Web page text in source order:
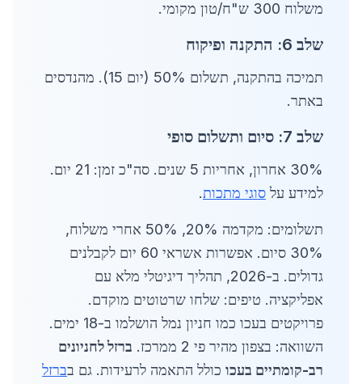
משלוח 300 ש"ח/טון מקומי.
שלב 6: התקנה ופיקוח
תמיכה בהתקנה, תשלום 50% (יום 15). מהנדסים
באתר.
שלב 7: סיום ותשלום סופי
30% אחרון, אחריות 5 שנים. סה"כ זמן: 21 יום.
למידע על סוגי מתכות.
תשלומים: מקדמה 20%, 50% אחרי משלוח,
30% סיום. אפשרות אשראי 60 יום לקבלנים
גדולים. ב-2026, תהליך דיגיטלי מלא עם
אפליקציה. טיפים: שלחו שרטוטים מוקדם.
פרויקטים בעכו כמו חניון נמל הושלמו ב-18 ימים.
השוואה: בצפון מהיר פי 2 ממרכז.
ברזל לחניונים
רב-קומתיים בעכו כולל התאמה לרעידות. גם בברזל